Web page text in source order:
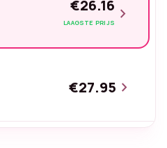
€26.16
LAAGSTE PRIJS chevron_right
€27.95 chevron_right